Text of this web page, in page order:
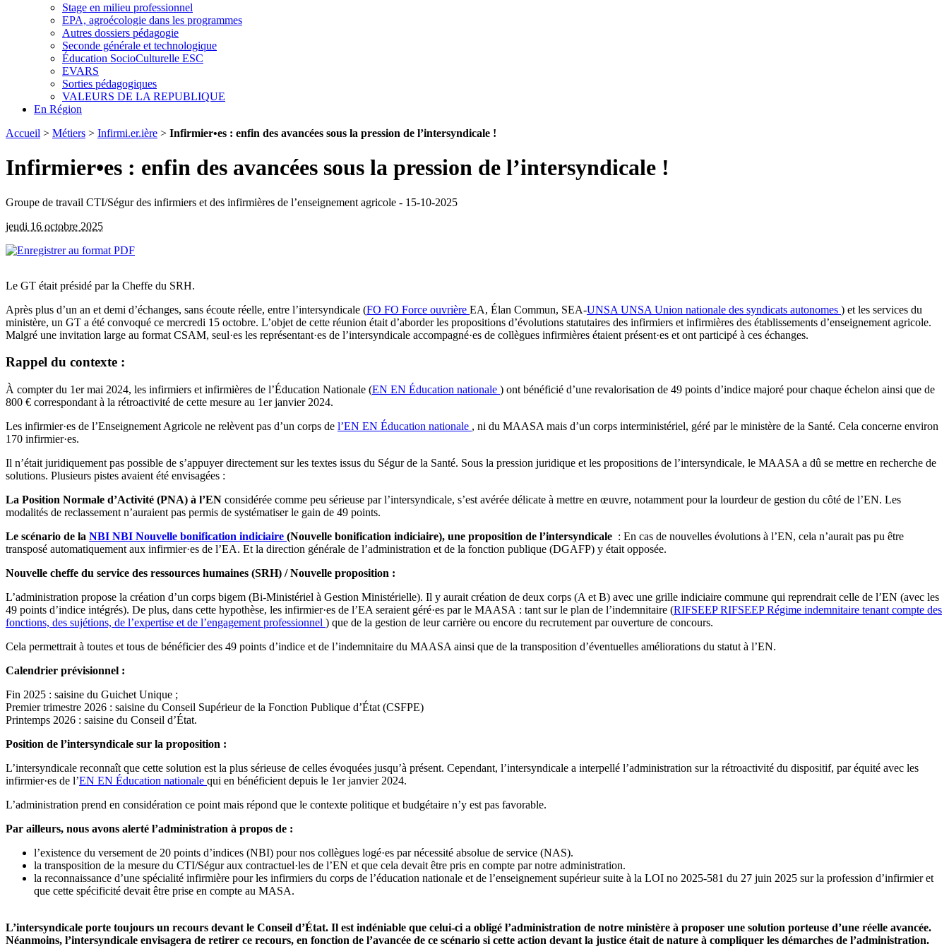
Stage en milieu professionnel
EPA, agroécologie dans les programmes
Autres dossiers pédagogie
Seconde générale et technologique
Éducation SocioCulturelle ESC
EVARS
Sorties pédagogiques
VALEURS DE LA REPUBLIQUE
En Région
Accueil > Métiers > Infirmi.er.ière > Infirmier•es : enfin des avancées sous la pression de l’intersyndicale !
Infirmier•es : enfin des avancées sous la pression de l’intersyndicale !
Groupe de travail CTI/Ségur des infirmiers et des infirmières de l’enseignement agricole - 15-10-2025
jeudi 16 octobre 2025
Le GT était présidé par la Cheffe du SRH.
Après plus d’un an et demi d’échanges, sans écoute réelle, entre l’intersyndicale (FO FO Force ouvrière EA, Élan Commun, SEA-UNSA UNSA Union nationale des syndicats autonomes ) et les services du
ministère, un GT a été convoqué ce mercredi 15 octobre. L’objet de cette réunion était d’aborder les propositions d’évolutions statutaires des infirmiers et infirmières des établissements d’enseignement agricole.
Malgré une invitation large au format CSAM, seul·es les représentant·es de l’intersyndicale accompagné·es de collègues infirmières étaient présent·es et ont participé à ces échanges.
Rappel du contexte :
À compter du 1er mai 2024, les infirmiers et infirmières de l’Éducation Nationale (EN EN Éducation nationale ) ont bénéficié d’une revalorisation de 49 points d’indice majoré pour chaque échelon ainsi que de
800 € correspondant à la rétroactivité de cette mesure au 1er janvier 2024.
Les infirmier·es de l’Enseignement Agricole ne relèvent pas d’un corps de l’EN EN Éducation nationale , ni du MAASA mais d’un corps interministériel, géré par le ministère de la Santé. Cela concerne environ
170 infirmier·es.
Il n’était juridiquement pas possible de s’appuyer directement sur les textes issus du Ségur de la Santé. Sous la pression juridique et les propositions de l’intersyndicale, le MAASA a dû se mettre en recherche de
solutions. Plusieurs pistes avaient été envisagées :
La Position Normale d’Activité (PNA) à l’EN considérée comme peu sérieuse par l’intersyndicale, s’est avérée délicate à mettre en œuvre, notamment pour la lourdeur de gestion du côté de l’EN. Les
modalités de reclassement n’auraient pas permis de systématiser le gain de 49 points.
Le scénario de la NBI NBI Nouvelle bonification indiciaire (Nouvelle bonification indiciaire), une proposition de l’intersyndicale : En cas de nouvelles évolutions à l’EN, cela n’aurait pas pu être
transposé automatiquement aux infirmier·es de l’EA. Et la direction générale de l’administration et de la fonction publique (DGAFP) y était opposée.
Nouvelle cheffe du service des ressources humaines (SRH) / Nouvelle proposition :
L’administration propose la création d’un corps bigem (Bi-Ministériel à Gestion Ministérielle). Il y aurait création de deux corps (A et B) avec une grille indiciaire commune qui reprendrait celle de l’EN (avec les
49 points d’indice intégrés). De plus, dans cette hypothèse, les infirmier·es de l’EA seraient géré·es par le MAASA : tant sur le plan de l’indemnitaire (RIFSEEP RIFSEEP Régime indemnitaire tenant compte des
fonctions, des sujétions, de l’expertise et de l’engagement professionnel ) que de la gestion de leur carrière ou encore du recrutement par ouverture de concours.
Cela permettrait à toutes et tous de bénéficier des 49 points d’indice et de l’indemnitaire du MAASA ainsi que de la transposition d’éventuelles améliorations du statut à l’EN.
Calendrier prévisionnel :
Fin 2025 : saisine du Guichet Unique ;
Premier trimestre 2026 : saisine du Conseil Supérieur de la Fonction Publique d’État (CSFPE)
Printemps 2026 : saisine du Conseil d’État.
Position de l’intersyndicale sur la proposition :
L’intersyndicale reconnaît que cette solution est la plus sérieuse de celles évoquées jusqu’à présent. Cependant, l’intersyndicale a interpellé l’administration sur la rétroactivité du dispositif, par équité avec les
infirmier·es de l’EN EN Éducation nationale qui en bénéficient depuis le 1er janvier 2024.
L’administration prend en considération ce point mais répond que le contexte politique et budgétaire n’y est pas favorable.
Par ailleurs, nous avons alerté l’administration à propos de :
l’existence du versement de 20 points d’indices (NBI) pour nos collègues logé·es par nécessité absolue de service (NAS).
la transposition de la mesure du CTI/Ségur aux contractuel·les de l’EN et que cela devait être pris en compte par notre administration.
la reconnaissance d’une spécialité infirmière pour les infirmiers du corps de l’éducation nationale et de l’enseignement supérieur suite à la LOI no 2025-581 du 27 juin 2025 sur la profession d’infirmier et
que cette spécificité devait être prise en compte au MASA.
L’intersyndicale porte toujours un recours devant le Conseil d’État. Il est indéniable que celui-ci a obligé l’administration de notre ministère à proposer une solution porteuse d’une réelle avancée.
Néanmoins, l’intersyndicale envisagera de retirer ce recours, en fonction de l’avancée de ce scénario si cette action devant la justice était de nature à compliquer les démarches de l’administration.